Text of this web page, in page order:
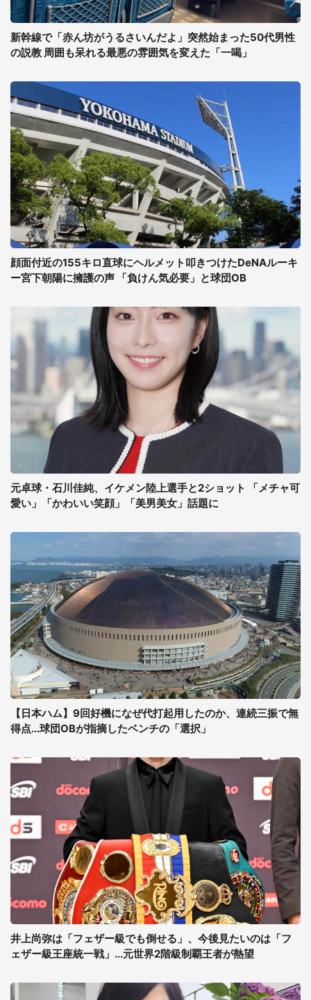
新幹線で「赤ん坊がうるさいんだよ」突然始まった50代男性
の説教 周囲も呆れる最悪の雰囲気を変えた「一喝」
顔面付近の155キロ直球にヘルメット叩きつけたDeNAルーキ
ー宮下朝陽に擁護の声 「負けん気必要」と球団OB
元卓球・石川佳純、イケメン陸上選手と2ショット 「メチャ可
愛い」「かわいい笑顔」「美男美女」話題に
【日本ハム】9回好機になぜ代打起用したのか、連続三振で無
得点...球団OBが指摘したベンチの「選択」
井上尚弥は「フェザー級でも倒せる」、今後見たいのは「フ
ェザー級王座統一戦」...元世界2階級制覇王者が熱望